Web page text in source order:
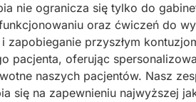
nie ogranicza się tylko do
oraz ćwiczeń do
zapobieganie przyszłym
pacjenta, oferując
naszych pacjentów. Nasz
się na zapewnieniu najwyższej